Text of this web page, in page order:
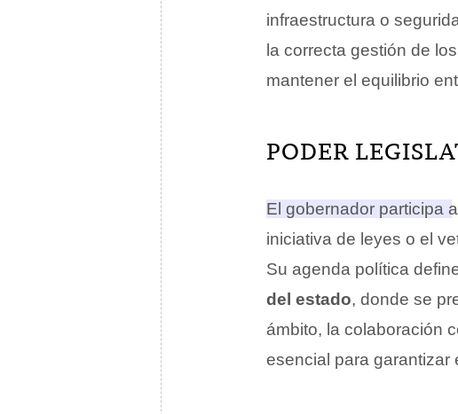
infraestructura o
la correcta gestión de
mantener el equilibrio
PODER
El gobernador participa
iniciativa de leyes o el
Su agenda política
del estado, donde se
ámbito, la colaboración
esencial para garantizar